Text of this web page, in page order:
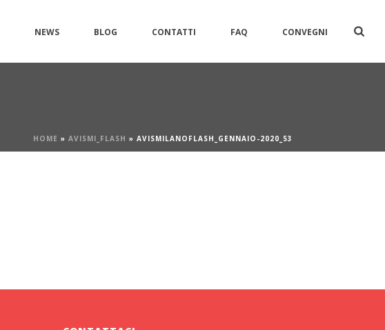
NEWS BLOG CONTATTI FAQ CONVEGNI
HOME » AVISMI_FLASH » AVISMILANOFLASH_GENNAIO-2020_53